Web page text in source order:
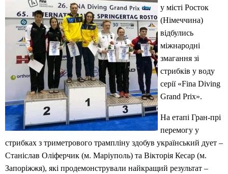
у місті Росток
(Німеччина)
відбулись
міжнародні
змагання зі
стрибків у воду
серії «Fina Diving
Grand Prix».
На етапі Гран-прі
перемогу у
стрибках з триметрового трампліну здобув український дует –
Станіслав Оліферчик (м. Маріуполь) та Вікторія Кесар (м.
Запоріжжя), які продемонстрували найкращий результат –